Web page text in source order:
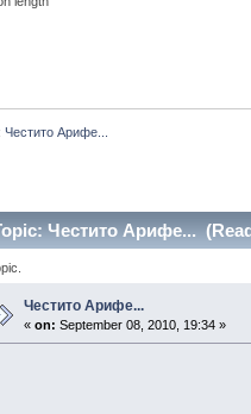
Честито Арифе...
Честито Арифе...
Честито Арифе...
« on: September 08, 2010, 19:34 »